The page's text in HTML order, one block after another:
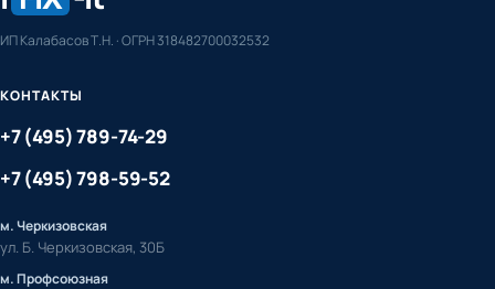
ИП Калабасов Т.Н. · ОГРН 318482700032532
КОНТАКТЫ
+7 (495) 789-74-29
+7 (495) 798-59-52
м. Черкизовская
ул. Б. Черкизовская, 30Б
м. Профсоюзная